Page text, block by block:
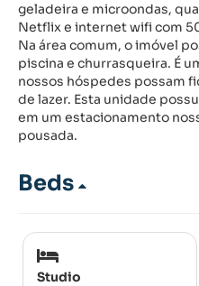
geladeira e microondas,
Netflix e internet wifi com
Na área comum, o imóvel
piscina e churrasqueira. É
nossos hóspedes possam
de lazer. Esta unidade
em um estacionamento
pousada.
Beds
Studio